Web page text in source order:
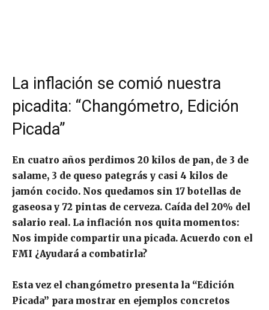
La inflación se comió nuestra
picadita: “Changómetro, Edición
Picada”
En cuatro años perdimos 20 kilos de pan, de 3 de
salame, 3 de queso pategrás y casi 4 kilos de
jamón cocido. Nos quedamos sin 17 botellas de
gaseosa y 72 pintas de cerveza. Caída del 20% del
salario real. La inflación nos quita momentos:
Nos impide compartir una picada. Acuerdo con el
FMI ¿Ayudará a combatirla?
Esta vez el changómetro presenta la “Edición
Picada” para mostrar en ejemplos concretos